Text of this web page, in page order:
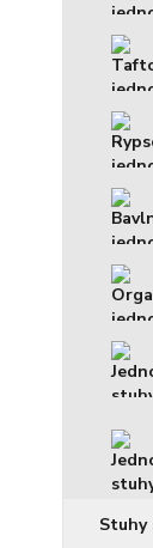
Stuhy